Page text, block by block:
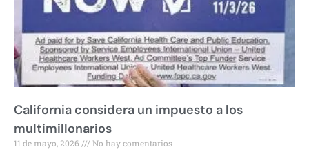
California considera un impuesto a los
multimillonarios
11 de mayo, 2026 No hay comentarios